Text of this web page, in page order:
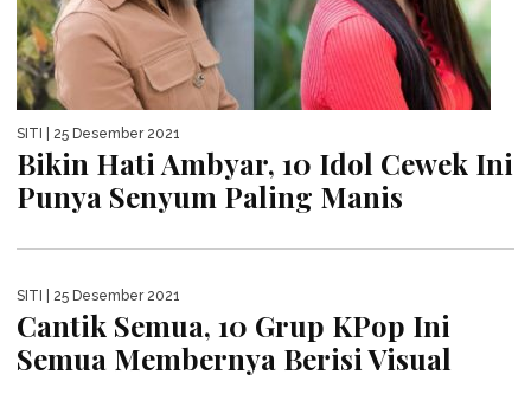
SITI | 25 Desember 2021
Bikin Hati Ambyar, 10 Idol Cewek Ini
Punya Senyum Paling Manis